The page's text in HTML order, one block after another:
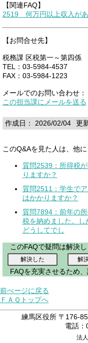
【関連FAQ】
2519 何万円以上収入が
【お問合せ先】
税務課 区税第一～第四係
TEL：03-5984-4537
FAX：03-5984-1223
メールでのお問い合わせ：
この担当課にメールを送る
作成日： 2026/02/04 更
このQ&Aを見た人は、他
質問2539：所得税
りますか？
質問2511：学生で
はかかりますか？
質問7894：前年の
税を納めました。し
どうしてでし
このFAQで疑問は解決
FAQを充実させるため
前ぺージに戻る
ＦＡＱトップへ
練馬区役所 〒176-
電話：
法